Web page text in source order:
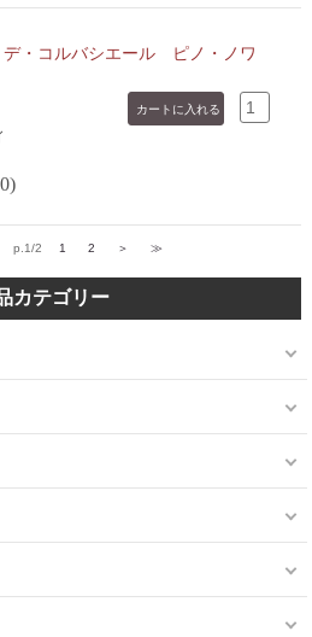
・コルバシエール ピノ・ノワ
p.1/2 1 2 ＞ ≫
カテゴリー